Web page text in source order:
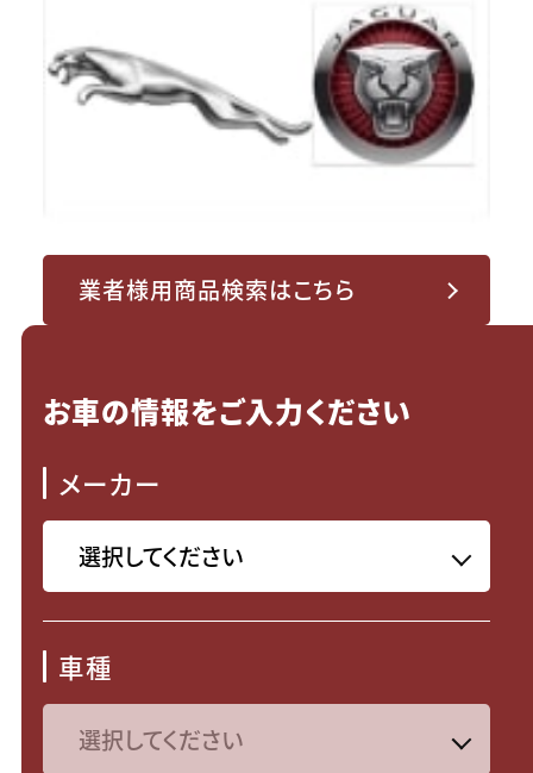
業者様用商品検索はこちら
お車の情報をご入力ください
メーカー
車種